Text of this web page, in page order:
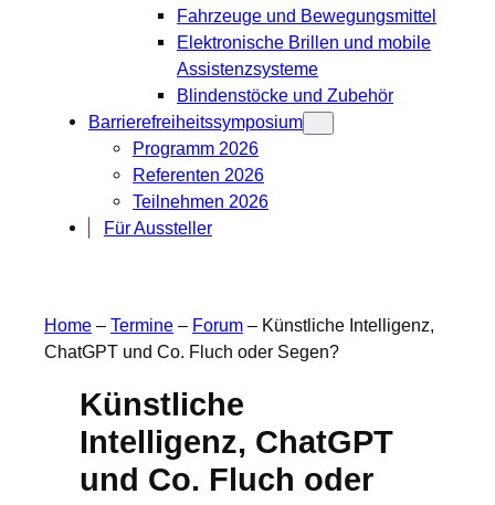
Fahrzeuge und Bewegungsmittel
Elektronische Brillen und mobile
Assistenzsysteme
Blindenstöcke und Zubehör
Barrierefreiheitssymposium
Programm 2026
Referenten 2026
Teilnehmen 2026
Für Aussteller
Home – Termine – Forum – Künstliche Intelligenz,
ChatGPT und Co. Fluch oder Segen?
Künstliche
Intelligenz, ChatGPT
und Co. Fluch oder